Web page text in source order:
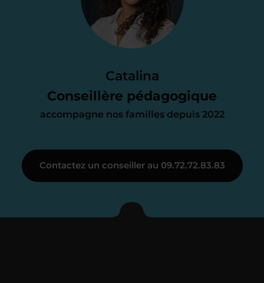
Catalina
Conseillère pédagogique
accompagne nos familles depuis 2022
d’accompagnement
parfait. À partir de maintenant nous
nous occupons de tout.
Je vous présente votre
enseignant sous 72
Contactez un conseiller au 09.72.72.83.83